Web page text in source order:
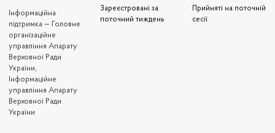
Iнформаційна
підтримка — Головне
організаційне
управління Апарату
Верховної Ради
України,
Інформаційне
управління Апарату
Верховної Ради
України
Зареєстровані за
поточний тиждень
Прийняті на поточній
сесії